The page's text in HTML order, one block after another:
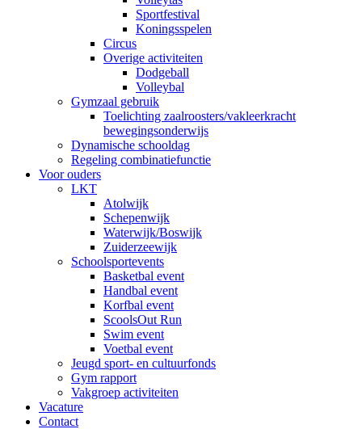
Sportfestival
Koningsspelen
Circus
Overige activiteiten
Dodgeball
Volleybal
Gymzaal gebruik
Toelichting zaalroosters/vakleerkracht
bewegingsonderwijs
Dynamische schooldag
Regeling combinatiefunctie
Voor ouders
LKT
Atolwijk
Schepenwijk
Waterwijk/Boswijk
Zuiderzeewijk
Schoolsportevents
Basketbal event
Handbal event
Korfbal event
ScoolsOut Run
Swim event
Voetbal event
Jeugd sport- en cultuurfonds
Gym rapport
Vakgroep activiteiten
Vacature
Contact